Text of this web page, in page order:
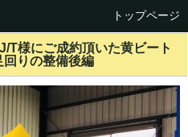
トップページ
T様にご成約頂いた黄ビート
りの整備後編